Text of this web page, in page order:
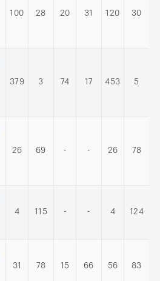
100 28 20 31 120 30
379 3 74 17 453 5
26 69 - - 26 78
4 115 - - 4 124
31 78 15 66 56 83